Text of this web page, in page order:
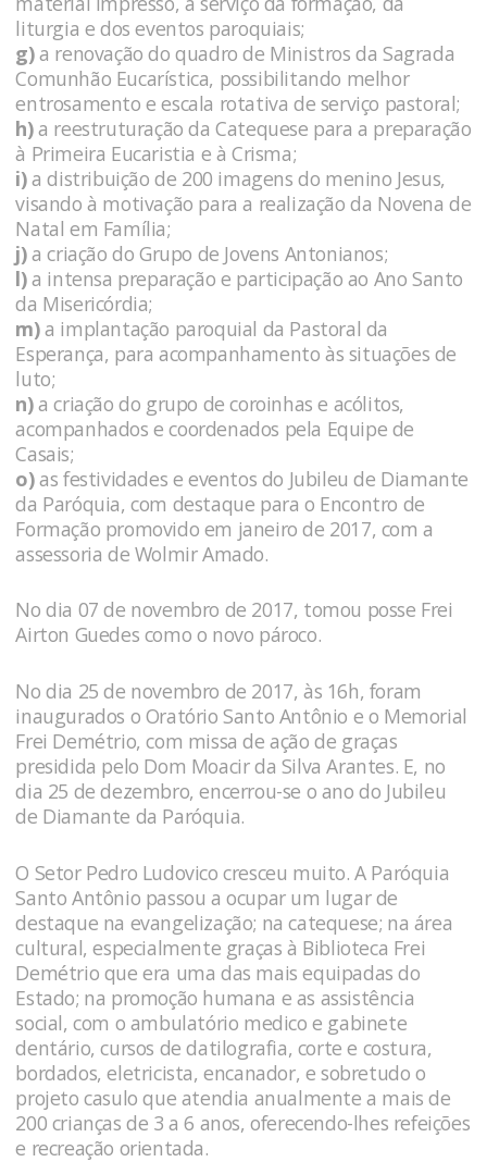
liturgia e dos eventos paroquiais;
g)a renovação do quadro de Ministros da Sagrada
Comunhão Eucarística, possibilitando melhor
entrosamento e escala rotativa de serviço pastoral;
h)a reestruturação da Catequese para a preparação
à Primeira Eucaristia e à Crisma;
i)a distribuição de 200 imagens do menino Jesus,
visando à motivação para a realização da Novena de
Natal em Família;
j)a criação do Grupo de Jovens Antonianos;
l)a intensa preparação e participação ao Ano Santo
da Misericórdia;
m)a implantação paroquial da Pastoral da
Esperança, para acompanhamento às situações de
luto;
n)a criação do grupo de coroinhas e acólitos,
acompanhados e coordenados pela Equipe de
Casais;
o)as festividades e eventos do Jubileu de Diamante
da Paróquia, com destaque para o Encontro de
Formação promovido em janeiro de 2017, com a
assessoria de Wolmir Amado.
No dia 07 de novembro de 2017, tomou posse Frei
Airton Guedes como o novo pároco.
No dia 25 de novembro de 2017, às 16h, foram
inaugurados o Oratório Santo Antônio e o Memorial
Frei Demétrio, com missa de ação de graças
presidida pelo Dom Moacir da Silva Arantes. E, no
dia 25 de dezembro, encerrou-se o ano do Jubileu
de Diamante da Paróquia.
O Setor Pedro Ludovico cresceu muito. A Paróquia
Santo Antônio passou a ocupar um lugar de
destaque na evangelização; na catequese; na área
cultural, especialmente graças à Biblioteca Frei
Demétrio que era uma das mais equipadas do
Estado; na promoção humana e as assistência
social, com o ambulatório medico e gabinete
dentário, cursos de datilografia, corte e costura,
bordados, eletricista, encanador, e sobretudo o
projeto casulo que atendia anualmente a mais de
200 crianças de 3 a 6 anos, oferecendo-lhes refeições
e recreação orientada.